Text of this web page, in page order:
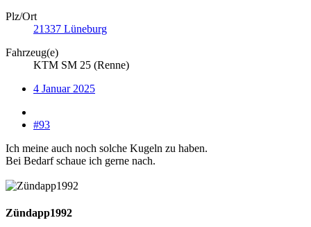
Plz/Ort
21337 Lüneburg
Fahrzeug(e)
KTM SM 25 (Renne)
4 Januar 2025
#93
Ich meine auch noch solche Kugeln zu haben.
Bei Bedarf schaue ich gerne nach.
Zündapp1992